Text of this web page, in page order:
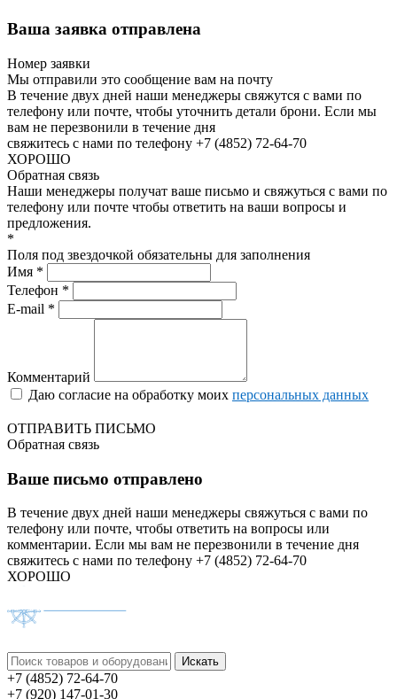
Ваша заявка отправлена
Номер заявки
Мы отправили это сообщение вам на почту
В течение двух дней наши менеджеры свяжутся с вами по
телефону или почте, чтобы уточнить детали брони. Если мы
вам не перезвонили в течение дня
свяжитесь с нами по телефону +7 (4852) 72-64-70
ХОРОШО
Обратная связь
Наши менеджеры получат ваше письмо и свяжуться с вами по
телефону или почте чтобы ответить на ваши вопросы и
предложения.
*
Поля под звездочкой обязательны для заполнения
Имя *
Телефон *
E-mail *
Комментарий
Даю согласие на обработку моих персональных данных
ОТПРАВИТЬ ПИСЬМО
Обратная связь
Ваше письмо отправлено
В течение двух дней наши менеджеры свяжуться с вами по
телефону или почте, чтобы ответить на вопросы или
комментарии. Если мы вам не перезвонили в течение дня
свяжитесь с нами по телефону +7 (4852) 72-64-70
ХОРОШО
+7 (4852) 72-64-70
+7 (920) 147-01-30